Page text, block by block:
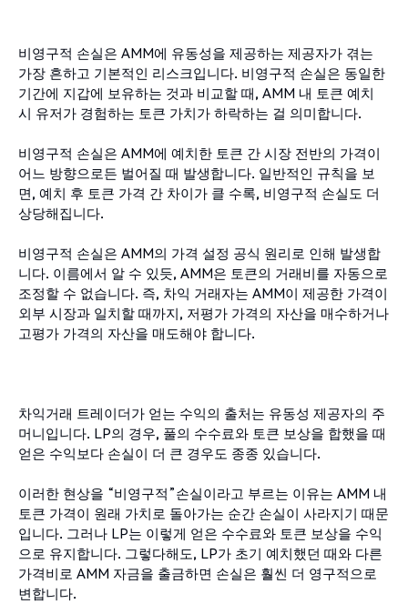
비영구적 손실은 AMM에 유동성을 제공하는 제공자가 겪는
가장 흔하고 기본적인 리스크입니다. 비영구적 손실은 동일한
기간에 지갑에 보유하는 것과 비교할 때, AMM 내 토큰 예치
시 유저가 경험하는 토큰 가치가 하락하는 걸 의미합니다.
비영구적 손실은 AMM에 예치한 토큰 간 시장 전반의 가격이
어느 방향으로든 벌어질 때 발생합니다. 일반적인 규칙을 보
면, 예치 후 토큰 가격 간 차이가 클 수록, 비영구적 손실도 더
상당해집니다.
비영구적 손실은 AMM의 가격 설정 공식 원리로 인해 발생합
니다. 이름에서 알 수 있듯, AMM은 토큰의 거래비를 자동으로
조정할 수 없습니다. 즉, 차익 거래자는 AMM이 제공한 가격이
외부 시장과 일치할 때까지, 저평가 가격의 자산을 매수하거나
고평가 가격의 자산을 매도해야 합니다.
차익거래 트레이더가 얻는 수익의 출처는 유동성 제공자의 주
머니입니다. LP의 경우, 풀의 수수료와 토큰 보상을 합했을 때
얻은 수익보다 손실이 더 큰 경우도 종종 있습니다.
이러한 현상을 “비영구적”손실이라고 부르는 이유는 AMM 내
토큰 가격이 원래 가치로 돌아가는 순간 손실이 사라지기 때문
입니다. 그러나 LP는 이렇게 얻은 수수료와 토큰 보상을 수익
으로 유지합니다. 그렇다해도, LP가 초기 예치했던 때와 다른
가격비로 AMM 자금을 출금하면 손실은 훨씬 더 영구적으로
변합니다.